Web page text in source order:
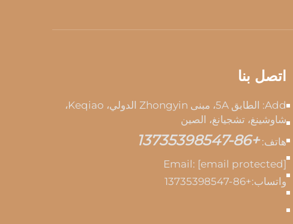
اتصل بنا
Add: الطابق 5A، مبنى Zhongyin الدولي، Keqiao،
شاوشينغ، تشجيانغ، الصين
هاتف: +86-13735398547
Email: [email protected]
واتساب:+86-13735398547